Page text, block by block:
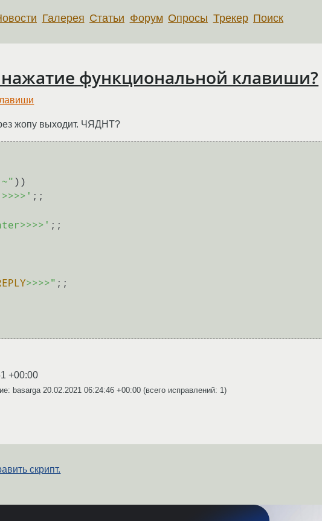
Галерея Статьи Форум Опросы Трекер Поиск
нажатие функциональной клавиши?
жопу выходит. ЧЯДНТ?
))
;;
;;
>>>>" ;;
+00:00
basarga 20.02.2021 06:24:46 +00:00 (всего исправлений: 1)
скрипт.